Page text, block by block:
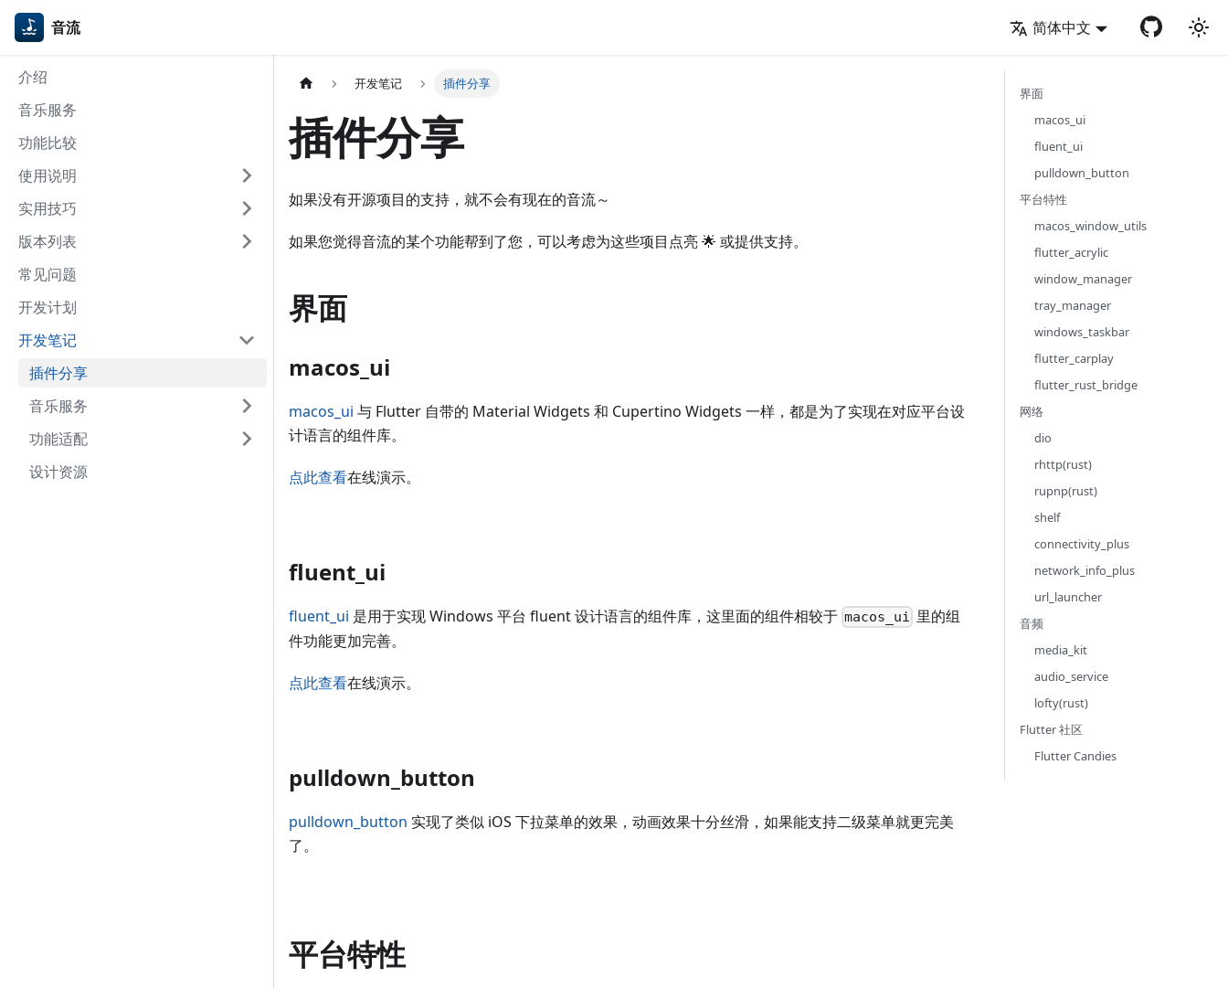
音流 简体中文
介绍
音乐服务
功能比较
使用说明
实用技巧
版本列表
常见问题
开发计划
开发笔记
插件分享
音乐服务
功能适配
设计资源
开发笔记 插件分享
插件分享
如果没有开源项目的支持，就不会有现在的音流～
如果您觉得音流的某个功能帮到了您，可以考虑为这些项目点亮 🌟 或提供支持。
界面
macos_ui
macos_ui 与 Flutter 自带的 Material Widgets 和 Cupertino Widgets 一样，都是为了实现在对应平台设
计语言的组件库。
点此查看在线演示。
fluent_ui
fluent_ui 是用于实现 Windows 平台 fluent 设计语言的组件库，这里面的组件相较于 macos_ui 里的组
件功能更加完善。
点此查看在线演示。
pulldown_button
pulldown_button 实现了类似 iOS 下拉菜单的效果，动画效果十分丝滑，如果能支持二级菜单就更完美
了。
平台特性
界面
macos_ui
fluent_ui
pulldown_button
平台特性
macos_window_utils
flutter_acrylic
window_manager
tray_manager
windows_taskbar
flutter_carplay
flutter_rust_bridge
网络
dio
rhttp(rust)
rupnp(rust)
shelf
connectivity_plus
network_info_plus
url_launcher
音频
media_kit
audio_service
lofty(rust)
Flutter 社区
Flutter Candies